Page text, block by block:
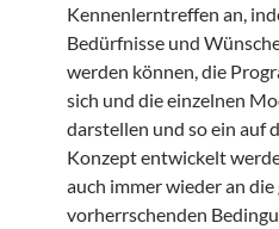
Kennenlerntreffen an,
Bedürfnisse und
werden können, die
sich und die einzelnen
darstellen und so ein auf
Konzept entwickelt
auch immer wieder an die
vorherrschenden